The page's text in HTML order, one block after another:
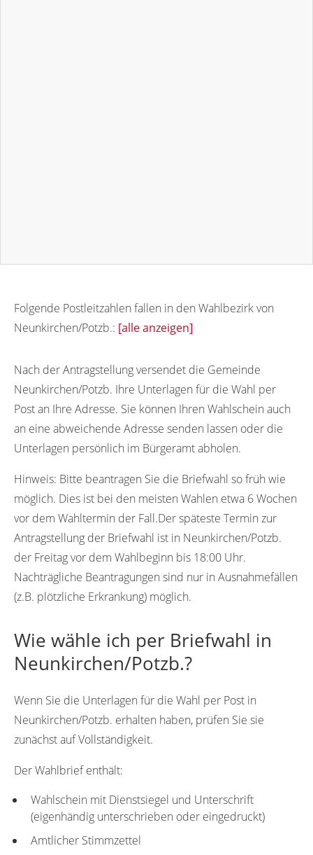
Folgende Postleitzahlen fallen in den Wahlbezirk von
Neunkirchen/Potzb.: [alle anzeigen]
Nach der Antragstellung versendet die Gemeinde
Neunkirchen/Potzb. Ihre Unterlagen für die Wahl per
Post an Ihre Adresse. Sie können Ihren Wahlschein auch
an eine abweichende Adresse senden lassen oder die
Unterlagen persönlich im Bürgeramt abholen.
Hinweis: Bitte beantragen Sie die Briefwahl so früh wie
möglich. Dies ist bei den meisten Wahlen etwa 6 Wochen
vor dem Wahltermin der Fall.Der späteste Termin zur
Antragstellung der Briefwahl ist in Neunkirchen/Potzb.
der Freitag vor dem Wahlbeginn bis 18:00 Uhr.
Nachträgliche Beantragungen sind nur in Ausnahmefällen
(z.B. plötzliche Erkrankung) möglich.
Wie wähle ich per Briefwahl in
Neunkirchen/Potzb.?
Wenn Sie die Unterlagen für die Wahl per Post in
Neunkirchen/Potzb. erhalten haben, prüfen Sie sie
zunächst auf Vollständigkeit.
Der Wahlbrief enthält:
Wahlschein mit Dienstsiegel und Unterschrift
(eigenhändig unterschrieben oder eingedruckt)
Amtlicher Stimmzettel